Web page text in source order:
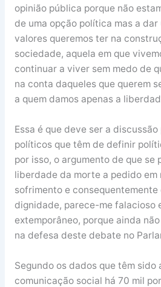
opinião pública porque não
de uma opção política mas a
valores queremos ter na
sociedade, aquela em que
continuar a viver sem medo de
na conta daqueles que querem
a quem damos apenas a
Essa é que deve ser a
políticos que têm de definir
por isso, o argumento de que se
liberdade da morte a pedido em
sofrimento e consequentemente
dignidade, parece-me falacioso
extemporâneo, porque ainda
na defesa deste debate no
Segundo os dados que têm sido
comunicação social há 70 mil